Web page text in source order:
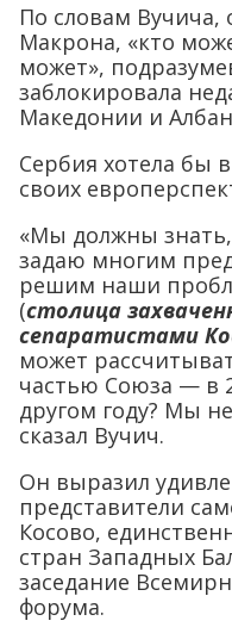
По словам Вучича,
Макрона, «кто
может»,
заблокировала
Македонии и
Сербия хотела бы
своих
«Мы должны
задаю многим
решим наши
(столица
сепаратистами
может
частью Союза — в
другом году? Мы
сказал Вучич.
Он выразил
представители
Косово,
стран Западных
заседание
форума.